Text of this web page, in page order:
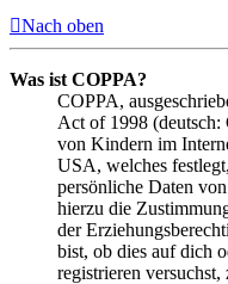
Nach oben
Was ist COPPA?
COPPA,
Act of 1998 (deutsch:
von Kindern im
USA, welches
persönliche Daten
hierzu die
der
bist, ob dies auf dich
registrieren